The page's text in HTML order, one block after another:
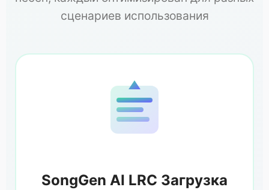
сценариев использования
SongGen AI LRC Загрузка